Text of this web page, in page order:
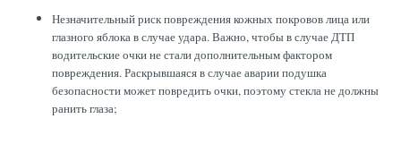
Незначительный риск повреждения кожных покровов лица или
глазного яблока в случае удара. Важно, чтобы в случае ДТП
водительские очки не стали дополнительным фактором
повреждения. Раскрывшаяся в случае аварии подушка
безопасности может повредить очки, поэтому стекла не должны
ранить глаза;